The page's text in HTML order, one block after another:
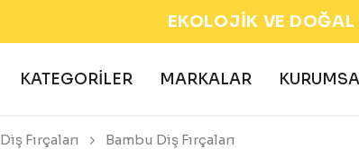
2000 TL ve ÜZERİ
KATEGORİLER MARKALAR
Diş Fırçaları Bambu Diş Fırçaları